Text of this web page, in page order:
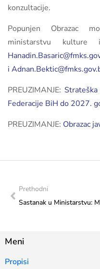
konzultacije.
Popunjen Obrazac
ministarstvu
i
PREUZIMANJE:
Federacije BiH do 2027.
PREUZIMANJE: Obrazac
Prethodni
Meni
Propisi